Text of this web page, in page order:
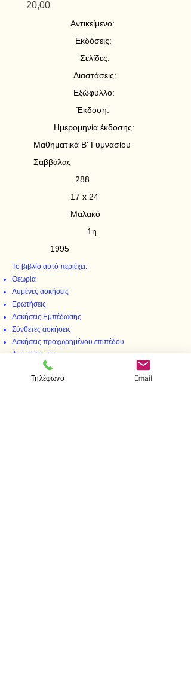
20,00
Αντικείμενο:
Εκδόσεις:
Σελίδες:
Διαστάσεις:
Εξώφυλλο:
Έκδοση:
Ημερομηνία έκδοσης:
Μαθηματικά Β' Γυμνασίου
Σαββάλας
288
17 x 24
Μαλακό
1η
1995
Το βιβλίο αυτό περιέχει:
Θεωρία
Λυμένες ασκήσεις
Ερωτήσεις
Ασκήσεις Εμπέδωσης
Σύνθετες ασκήσεις
Ασκήσεις προχωρημένου επιπέδου
Διαγωνίσματα.
Τηλέφωνο Email